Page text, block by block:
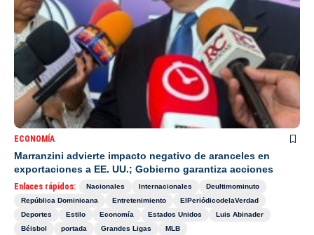
ECONOMÍA
Marranzini advierte impacto negativo de aranceles en
exportaciones a EE. UU.; Gobierno garantiza acciones
Enlaces rápidos: Nacionales Internacionales
Deultimominuto
República Dominicana
Entretenimiento
ElPeriódicodelaVerdad
Deportes
Estilo Economía Estados Unidos
Luis Abinader
Béisbol
portada Grandes Ligas MLB